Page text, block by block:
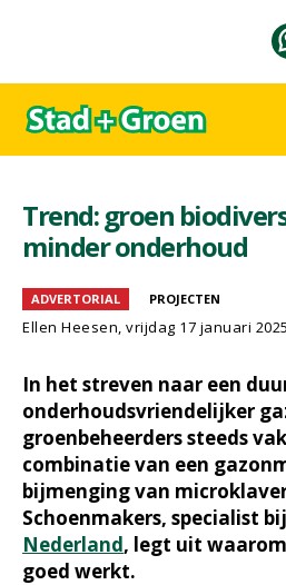
Trend: groen
minder onderhoud
ADVERTORIAL PROJECTEN
Ellen Heesen, vrijdag 17 januari 2025
In het streven naar een
onderhoudsvriendelijker
groenbeheerders steeds
combinatie van een
bijmenging van
Schoenmakers, specialist bij
Nederland, legt uit
goed werkt.